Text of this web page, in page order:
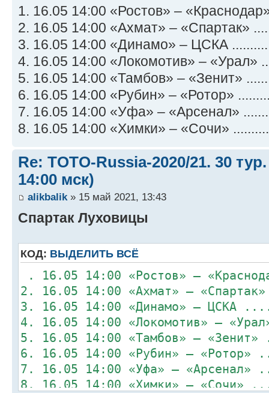
1. 16.05 14:00 «Ростов» –
2. 16.05 14:00 «Ахмат» – «Спартак»
3. 16.05 14:00 «Динамо» – ЦСКА
4. 16.05 14:00 «Локомотив» – «Урал»
5. 16.05 14:00 «Тамбов» – «Зенит»
6. 16.05 14:00 «Рубин» – «Ротор»
7. 16.05 14:00 «Уфа» – «Арсенал»
8. 16.05 14:00 «Химки» – «Сочи»
Re: TOTO-Russia-2020/21. 30
14:00 мск)
alikbalik» 15 май 2021, 13:43
Спартак Луховицы
КОД: ВЫДЕЛИТЬ ВСЁ
. 16.05 14:00 «Ростов» –
2. 16.05 14:00 «Ахмат» –
3. 16.05 14:00 «Динамо» –
4. 16.05 14:00 «Локомотив» –
5. 16.05 14:00 «Тамбов» –
6. 16.05 14:00 «Рубин» –
7. 16.05 14:00 «Уфа» –
8. 16.05 14:00 «Химки» –